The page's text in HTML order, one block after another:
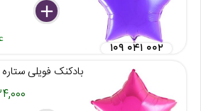
delete
remove
add
۱۰۹ ۰۴۱ ۰۰۲
بادکنک فویلی
۳۴,۰۰۰